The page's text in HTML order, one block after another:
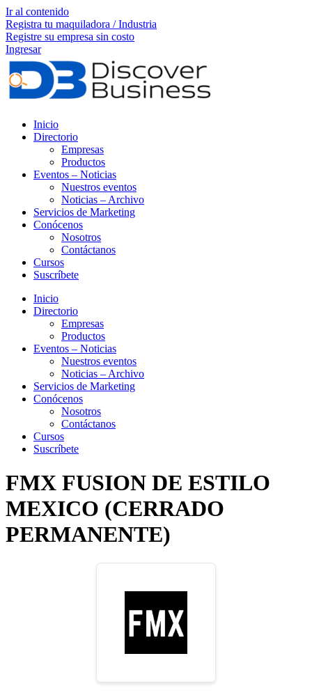
Ir al contenido
Registra tu maquiladora / Industria
Registre su empresa sin costo
Ingresar
Inicio
Directorio
Empresas
Productos
Eventos – Noticias
Nuestros eventos
Noticias – Archivo
Servicios de Marketing
Conócenos
Nosotros
Contáctanos
Cursos
Suscríbete
Inicio
Directorio
Empresas
Productos
Eventos – Noticias
Nuestros eventos
Noticias – Archivo
Servicios de Marketing
Conócenos
Nosotros
Contáctanos
Cursos
Suscríbete
FMX FUSION DE ESTILO
MEXICO (CERRADO
PERMANENTE)